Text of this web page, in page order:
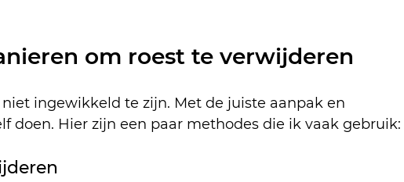
om roest te verwijderen
ingewikkeld te zijn. Met de juiste aanpak en
doen. Hier zijn een paar methodes die ik vaak gebruik: